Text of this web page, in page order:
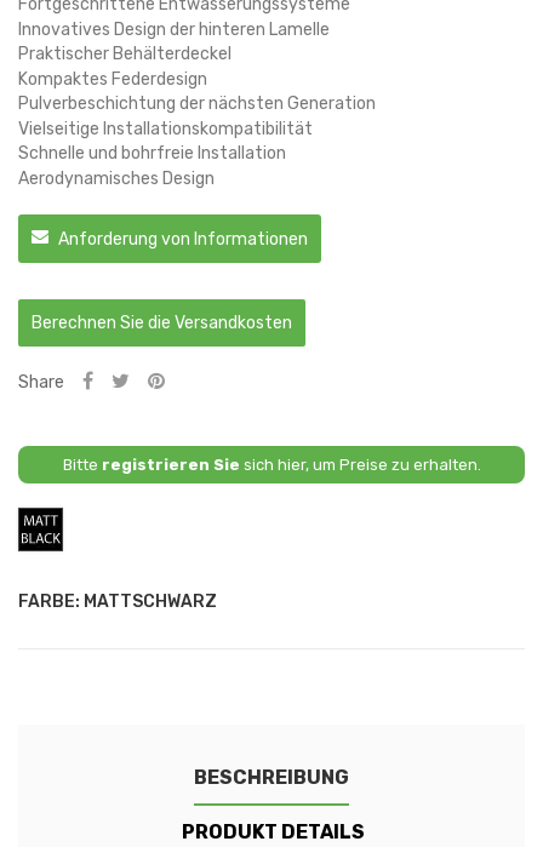
Fortgeschrittene Entwässerungssysteme
Innovatives Design der hinteren Lamelle
Praktischer Behälterdeckel
Kompaktes Federdesign
Pulverbeschichtung der nächsten Generation
Vielseitige Installationskompatibilität
Schnelle und bohrfreie Installation
Aerodynamisches Design
Anforderung von Informationen
Berechnen Sie die Versandkosten
Share
Bitte registrieren Sie sich hier, um Preise zu erhalten.
FARBE: MATTSCHWARZ
BESCHREIBUNG
PRODUKT DETAILS